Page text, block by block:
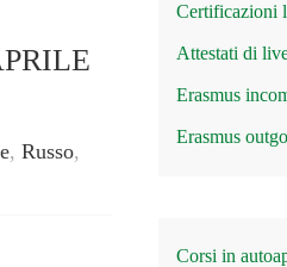
, Russo,
Certificazioni
Attestati di
Erasmus
Erasmus
Corsi in